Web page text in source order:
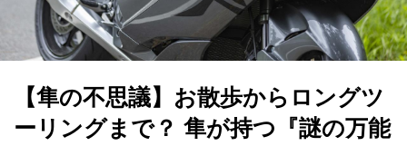
【隼の不思議】お散歩からロングツ
ーリングまで？ 隼が持つ『謎の万能